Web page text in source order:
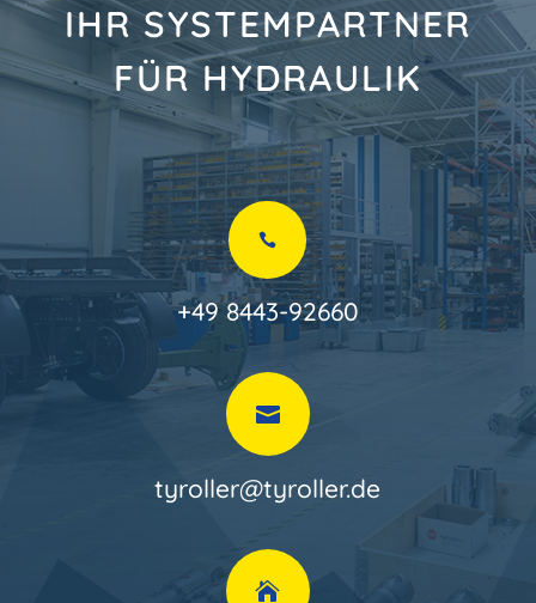
IHR SYSTEMPARTNER
FÜR HYDRAULIK

+49 8443-92660

tyroller@tyroller.de
